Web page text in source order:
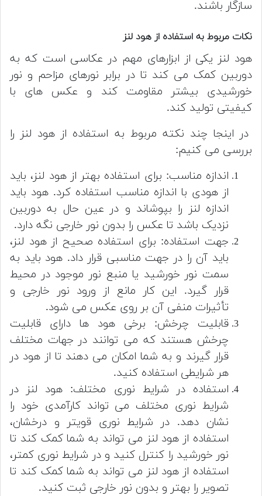
سازگار باشند.
نکات مربوط به استفاده از هود لنز
هود لنز یکی از ابزارهای مهم در عکاسی است که به
دوربین کمک می کند تا در برابر نورهای مزاحم و نور
خورشیدی بیشتر مقاومت کند و عکس های با
کیفیتی تولید کند.
در اینجا چند نکته مربوط به استفاده از هود لنز را
بررسی می کنیم:
اندازه مناسب: برای استفاده بهتر از هود لنز، باید
از هودی با اندازه مناسب استفاده کرد. هود باید
اندازه لنز را بپوشاند و در عین حال به دوربین
نزدیک باشد تا عکس را بدون نور خارجی نگه دارد.
جهت استفاده: برای استفاده صحیح از هود لنز،
باید آن را در جهت مناسبی قرار داد. هود باید به
سمت نور خورشید یا منبع نور موجود در محیط
قرار گیرد. این کار مانع از ورود نور خارجی و
تأثیرات منفی آن بر روی عکس می شود.
قابلیت چرخش: برخی هود ها دارای قابلیت
چرخش هستند که می توانند در جهات مختلف
قرار گیرند و به شما امکان می دهند تا از هود در
هر شرایطی استفاده کنید.
استفاده در شرایط نوری مختلف: هود لنز در
شرایط نوری مختلف می تواند کارآمدی خود را
نشان دهد. در شرایط نوری قویتر و درخشان،
استفاده از هود لنز می تواند به شما کمک کند تا
نور خورشید را کنترل کنید و در شرایط نوری کمتر،
استفاده از هود لنز می تواند به شما کمک کند تا
تصویر را بهتر و بدون نور خارجی ثبت کنید.